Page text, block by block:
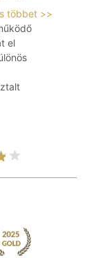
többet >>
el